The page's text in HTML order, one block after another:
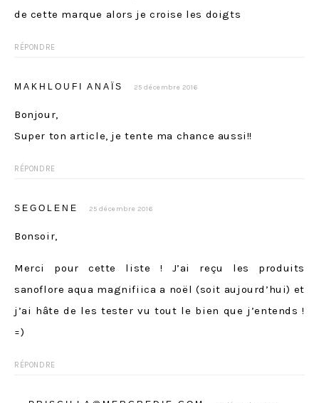
de cette marque alors je croise les doigts
RÉPONDRE
MAKHLOUFI ANAÏS 25 décembre 2016
Bonjour,
Super ton article, je tente ma chance aussi!!
RÉPONDRE
SEGOLENE 25 décembre 2016
Bonsoir,
Merci pour cette liste ! J’ai reçu les produits
sanoflore aqua magnifiica a noël (soit aujourd’hui) et
j’ai hâte de les tester vu tout le bien que j’entends !
=)
RÉPONDRE